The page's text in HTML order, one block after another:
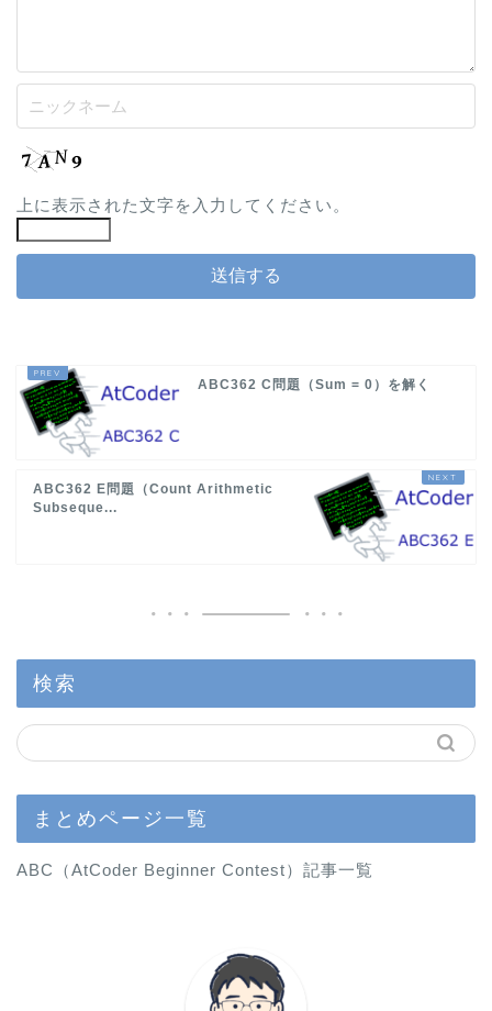
上に表示された文字を入力してください。
ABC362 C問題（Sum = 0）を解く
ABC362 E問題（Count Arithmetic
Subseque...
検索
まとめページ一覧
ABC（AtCoder Beginner Contest）記事一覧